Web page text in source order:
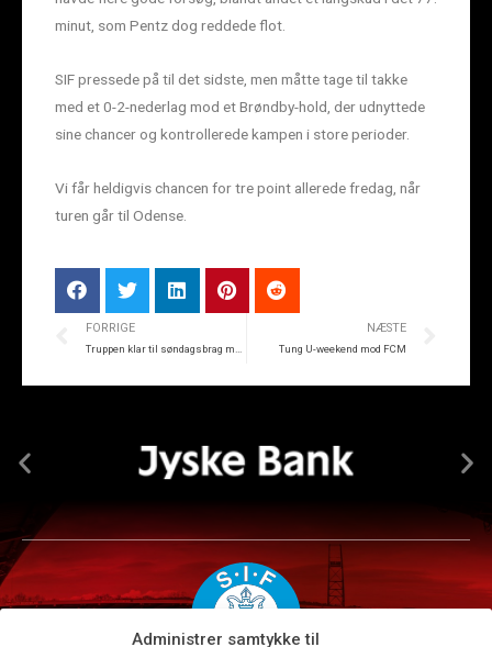
Administrer samtykke til
minut, som Pentz dog reddede flot.
SIF pressede på til det sidste, men måtte tage til takke
med et 0-2-nederlag mod et Brøndby-hold, der udnyttede
sine chancer og kontrollerede kampen i store perioder.
Vi får heldigvis chancen for tre point allerede fredag, når
turen går til Odense.
FORRIGE
Truppen klar til søndagsbrag mod Brøndby
NÆSTE
Tung U-weekend mod FCM